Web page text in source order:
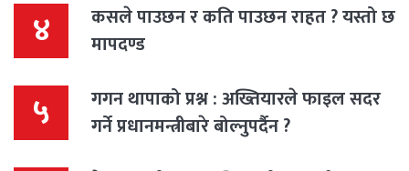
४
कसले पाउछन र कति पाउछन राहत ? यस्तो छ
मापदण्ड
५
गगन थापाको प्रश्न : अख्तियारले फाइल सदर
गर्ने प्रधानमन्त्रीबारे बोल्नुपर्दैन ?